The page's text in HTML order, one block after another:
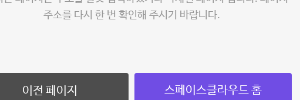
주소를 다시 한 번 확인해 주시기 바랍니다.
이전 페이지 스페이스클라우드 홈